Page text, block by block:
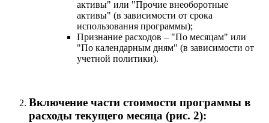
активы" или "Прочие внеоборотные
активы" (в зависимости от срока
использования программы);
Признание расходов – "По месяцам" или
"По календарным дням" (в зависимости от
учетной политики).​
Включение части стоимости программы в
расходы текущего месяца (рис. 2):